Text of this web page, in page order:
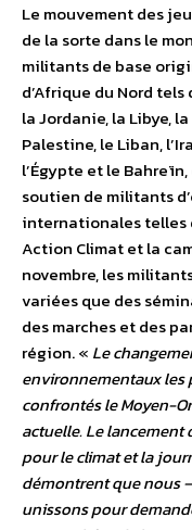
Le mouvement des
de la sorte dans le
militants de base
d’Afrique du Nord
la Jordanie, la Libye,
Palestine, le Liban,
l’Égypte et le
soutien de militants
internationales telles
Action Climat et la
novembre, les
variées que des
des marches et des
région. « Le
environnementaux les
confrontés le Moyen-
actuelle. Le
pour le climat et la
démontrent que nous
unissons pour